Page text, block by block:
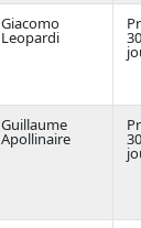
Giacomo
Leopardi 30
Guillaume
Apollinaire 30